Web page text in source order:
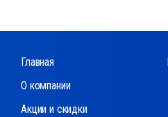
Главная
О компании
Акции и скидки